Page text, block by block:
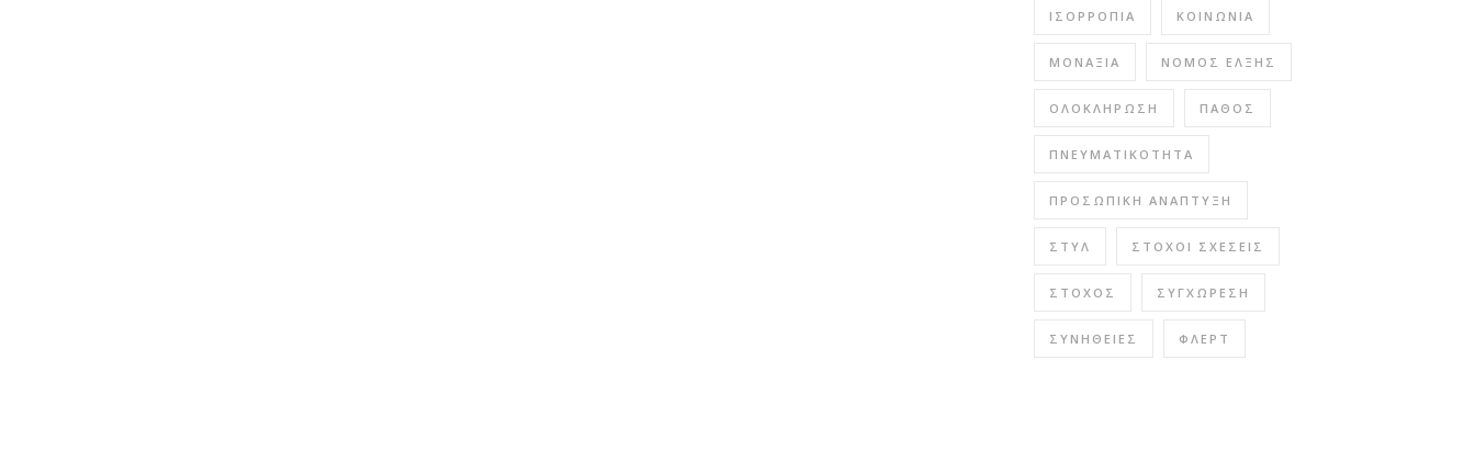
ΙΣΟΡΡΟΠΊΑ ΚΟΙΝΩΝΊΑ
ΜΟΝΑΞΙΆ ΝΌΜΟΣ ΈΛΞΗΣ
ΟΛΟΚΛΉΡΩΣΗ ΠΆΘΟΣ
ΠΝΕΥΜΑΤΙΚΌΤΗΤΑ
ΠΡΟΣΩΠΙΚΉ ΑΝΆΠΤΥΞΗ
ΣΤΥΛ ΣΤΌΧΟΙ ΣΧΈΣΕΙΣ
ΣΤΌΧΟΣ ΣΥΓΧΏΡΕΣΗ
ΣΥΝΉΘΕΙΕΣ ΦΛΕΡΤ